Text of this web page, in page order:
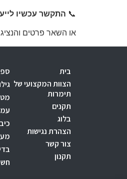
📞 התקשר עכשיו
או השאר פרטים
בית
הצוות המקצועי של
תימרות
תקנים
בלוג
הצהרת נגישות
צור קשר
תקנון